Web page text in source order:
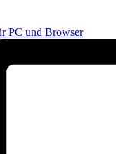
PC und Browser